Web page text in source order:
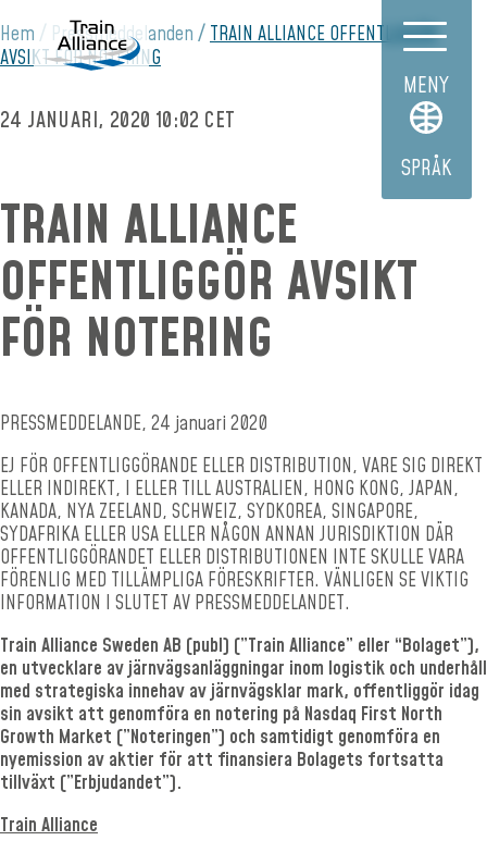
MENY
SPRÅK
Hem Pressmeddelanden
TRAIN ALLIANCE OFFENTLIGGÖR
AVSIKT FÖR NOTERING
24 JANUARI, 2020 10:02 CET
TRAIN ALLIANCE
OFFENTLIGGÖR AVSIKT
FÖR NOTERING
PRESSMEDDELANDE, 24 januari 2020
EJ FÖR OFFENTLIGGÖRANDE ELLER DISTRIBUTION, VARE SIG DIREKT
ELLER INDIREKT, I ELLER TILL AUSTRALIEN, HONG KONG, JAPAN,
KANADA, NYA ZEELAND, SCHWEIZ, SYDKOREA, SINGAPORE,
SYDAFRIKA ELLER USA ELLER NÅGON ANNAN JURISDIKTION DÄR
OFFENTLIGGÖRANDET ELLER DISTRIBUTIONEN INTE SKULLE VARA
FÖRENLIG MED TILLÄMPLIGA FÖRESKRIFTER. VÄNLIGEN SE VIKTIG
INFORMATION I SLUTET AV PRESSMEDDELANDET.
Train Alliance Sweden AB (publ) (”Train Alliance” eller “Bolaget”),
en utvecklare av järnvägsanläggningar inom logistik och underhåll
med strategiska innehav av järnvägsklar mark, offentliggör idag
sin avsikt att genomföra en notering på Nasdaq First North
Growth Market (”Noteringen”) och samtidigt genomföra en
nyemission av aktier för att finansiera Bolagets fortsatta
tillväxt (”Erbjudandet”).
Train Alliance